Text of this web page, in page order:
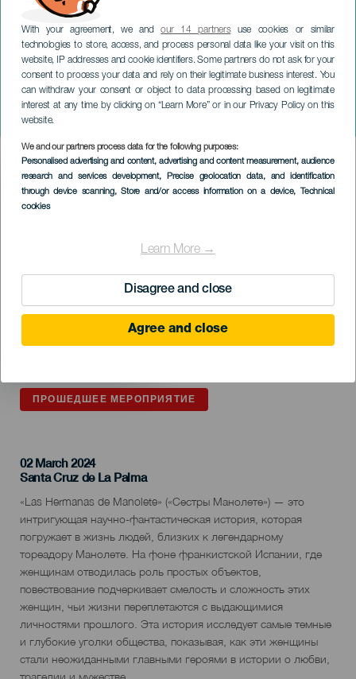
With your agreement, we andour 14 partnersuse cookies or similar
technologies to store, access, and process personal data like your visit on this
website, IP addresses and cookie identifiers. Some partners do not ask for your
consent to process your data and rely on their legitimate business interest. You
can withdraw your consent or object to data processing based on legitimate
interest at any time by clicking on “Learn More” or in our Privacy Policy on this
website.
We and our partners process data for the following purposes:
Personalised advertising and content, advertising and content measurement, audience
research and services development, Precise geolocation data, and identification
through device scanning, Store and/or access information on a device, Technical
cookies
Learn More →
Disagree and close
Agree and close
Сестры Манолете. Tenerife
ТЕНЕРИФЕ
Imagen
Listado
ПРОШЕДШЕЕ МЕРОПРИЯТИЕ
02 March 2024
Localidad
Santa Cruz de La Palma
Descripción
del
evento
«Las Hermanas de Manolete» («Сестры Манолете») — это
интригующая научно-фантастическая история, которая
погружает в жизнь людей, близких к легендарному
тореадору Манолете. На фоне франкистской Испании, где
женщинам отводилась роль простых объектов,
повествование подчеркивает смелость и сложность этих
женщин, чьи жизни переплетаются с выдающимися
личностями прошлого. Эта история исследует самые темные
и глубокие уголки общества, показывая, как эти женщины
стали неожиданными главными героями в истории о любви,
трагедии и мужестве.